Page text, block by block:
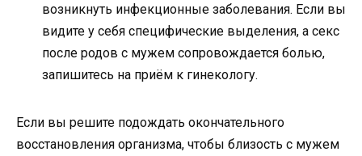
возникнуть инфекционные заболевания. Если вы
видите у себя специфические выделения, а секс
после родов с мужем сопровождается болью,
запишитесь на приём к гинекологу.
Если вы решите подождать окончательного
восстановления организма, чтобы близость с мужем